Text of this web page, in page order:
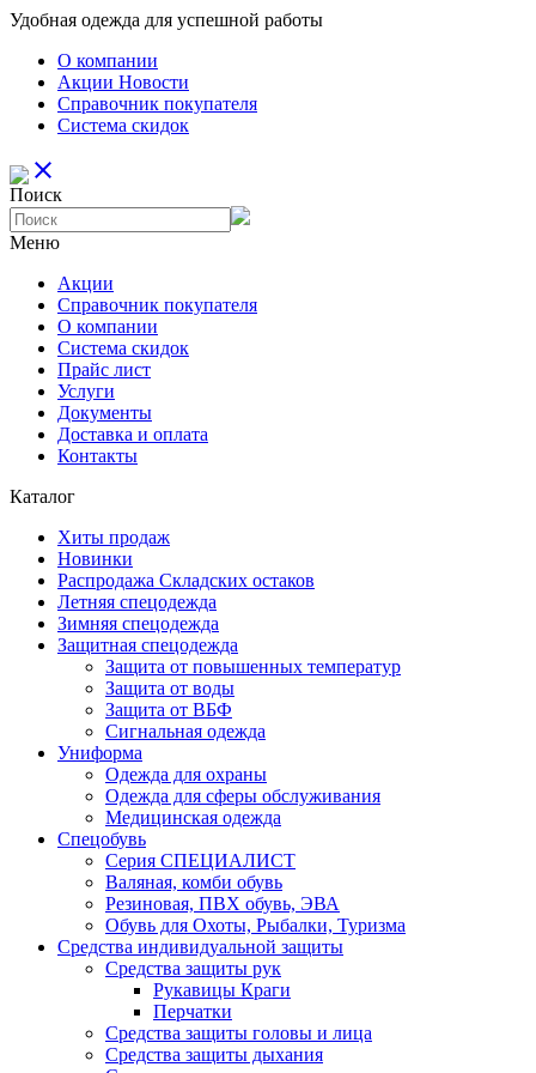
Удобная одежда для успешной работы
О компании
Aкции Новости
Справочник покупателя
Система скидок
close
Поиск
Меню
Aкции
Справочник покупателя
О компании
Система скидок
Прайс лист
Услуги
Документы
Доставка и оплата
Контакты
Каталог
Хиты продаж
Новинки
Распродажа Складских остаков
Летняя спецодежда
Зимняя спецодежда
Защитная спецодежда
Защита от повышенных температур
Защита от воды
Защита от ВБФ
Сигнальная одежда
Униформа
Одежда для охраны
Одежда для сферы обслуживания
Медицинская одежда
Спецобувь
Серия СПЕЦИАЛИСТ
Валяная, комби обувь
Резиновая, ПВХ обувь, ЭВА
Обувь для Охоты, Рыбалки, Туризма
Средства индивидуальной защиты
Средства защиты рук
Рукавицы Краги
Перчатки
Средства защиты головы и лица
Средства защиты дыхания